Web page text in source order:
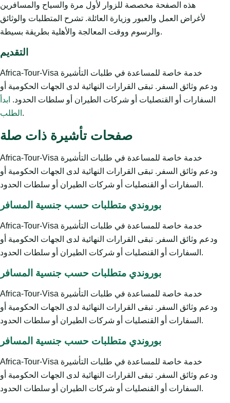
هذه الصفحة مخصصة للزوار لأول مرة والسياح والمسافرين
لأغراض العمل والعبور وزيارة العائلة. تشرح المتطلبات والوثائق
والرسوم ووقت المعالجة والأهلية بطريقة بسيطة.
التقديم
Africa-Tour-Visa خدمة خاصة للمساعدة في طلبات التأشيرة
ودعم وثائق السفر. تبقى القرارات النهائية لدى الجهات الحكومية أو
السفارات أو القنصليات أو شركات الطيران أو سلطات الحدود. ابدأ
الطلب .
صفحات تأشيرة ذات صلة
Africa-Tour-Visa خدمة خاصة للمساعدة في طلبات التأشيرة
ودعم وثائق السفر. تبقى القرارات النهائية لدى الجهات الحكومية أو
السفارات أو القنصليات أو شركات الطيران أو سلطات الحدود.
بوروندي متطلبات حسب جنسية المسافر
Africa-Tour-Visa خدمة خاصة للمساعدة في طلبات التأشيرة
ودعم وثائق السفر. تبقى القرارات النهائية لدى الجهات الحكومية أو
السفارات أو القنصليات أو شركات الطيران أو سلطات الحدود.
بوروندي متطلبات حسب جنسية المسافر
Africa-Tour-Visa خدمة خاصة للمساعدة في طلبات التأشيرة
ودعم وثائق السفر. تبقى القرارات النهائية لدى الجهات الحكومية أو
السفارات أو القنصليات أو شركات الطيران أو سلطات الحدود.
بوروندي متطلبات حسب جنسية المسافر
Africa-Tour-Visa خدمة خاصة للمساعدة في طلبات التأشيرة
ودعم وثائق السفر. تبقى القرارات النهائية لدى الجهات الحكومية أو
السفارات أو القنصليات أو شركات الطيران أو سلطات الحدود.